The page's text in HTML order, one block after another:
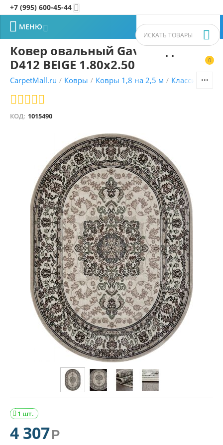
+7 (995) 600-45-44 
0


 МЕНЮ
Ковер овальный Gavana дизайн
D412 BEIGE 1.80x2.50
CarpetMall.ru / Ковры / Ковры 1,8 на 2,5 м /
КОД: 1015490
1 шт.

4 307Р